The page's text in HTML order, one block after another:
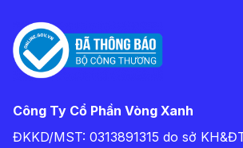
Công Ty Cổ Phần Vòng Xanh
ĐKKD/MST: 0313891315 do sở